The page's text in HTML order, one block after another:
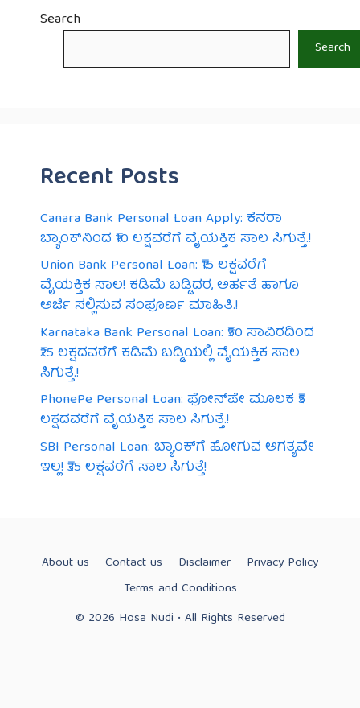
Search
Search
Recent Posts
Canara Bank Personal Loan Apply: ಕೆನರಾ
ಬ್ಯಾಂಕ್‌ನಿಂದ ₹10 ಲಕ್ಷವರೆಗೆ ವೈಯಕ್ತಿಕ ಸಾಲ ಸಿಗುತ್ತೆ.!
Union Bank Personal Loan: ₹15 ಲಕ್ಷವರೆಗೆ
ವೈಯಕ್ತಿಕ ಸಾಲ! ಕಡಿಮೆ ಬಡ್ಡಿದರ, ಅರ್ಹತೆ ಹಾಗೂ
ಅರ್ಜಿ ಸಲ್ಲಿಸುವ ಸಂಪೂರ್ಣ ಮಾಹಿತಿ.!
Karnataka Bank Personal Loan: ₹50 ಸಾವಿರದಿಂದ
₹25 ಲಕ್ಷದವರೆಗೆ ಕಡಿಮೆ ಬಡ್ಡಿಯಲ್ಲಿ ವೈಯಕ್ತಿಕ ಸಾಲ
ಸಿಗುತ್ತೆ.!
PhonePe Personal Loan: ಫೋನ್‌ಪೇ ಮೂಲಕ ₹5
ಲಕ್ಷದವರೆಗೆ ವೈಯಕ್ತಿಕ ಸಾಲ ಸಿಗುತ್ತೆ.!
SBI Personal Loan: ಬ್ಯಾಂಕ್‌ಗೆ ಹೋಗುವ ಅಗತ್ಯವೇ
ಇಲ್ಲ! ₹35 ಲಕ್ಷವರೆಗೆ ಸಾಲ ಸಿಗುತ್ತೆ!
About us Contact us Disclaimer
Privacy Policy
Terms and Conditions
© 2026 Hosa Nudi • All Rights Reserved